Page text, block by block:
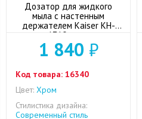
Дозатор для жидкого
мыла с настенным
держателем Kaiser KH-
1710 хром
1 840 ₽
Код товара: 16340
Цвет: Хром
Стилистика дизайна:
Современный стиль